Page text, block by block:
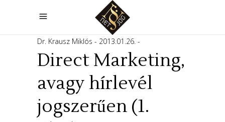
Dr. Krausz Miklós 2013.01.26.
Direct Marketing,
avagy hírlevél
jogszerűen (1.